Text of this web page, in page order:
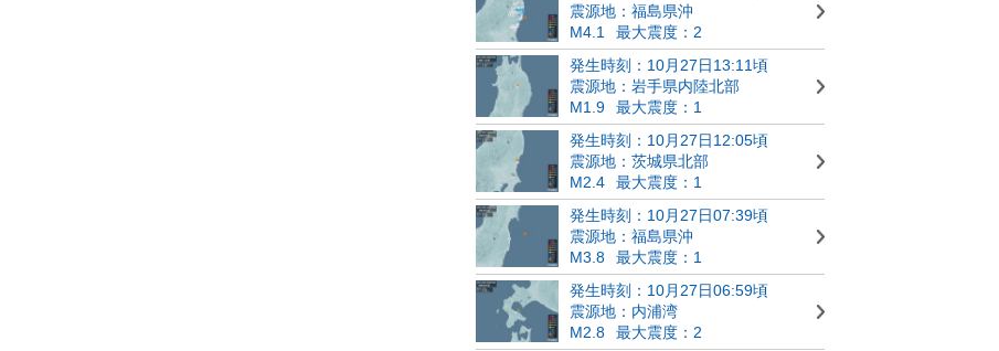
震源地：福島県沖
M4.1
最大震度：2
発生時刻：10月27日13:11頃
震源地：岩手県内陸北部
M1.9
最大震度：1
発生時刻：10月27日12:05頃
震源地：茨城県北部
M2.4
最大震度：1
発生時刻：10月27日07:39頃
震源地：福島県沖
M3.8
最大震度：1
発生時刻：10月27日06:59頃
震源地：内浦湾
M2.8
最大震度：2